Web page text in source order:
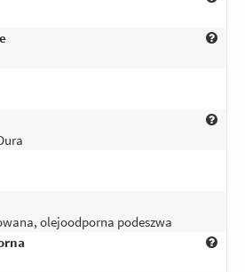
olejoodporna podeszwa